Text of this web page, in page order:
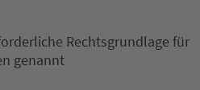
Rechtsgrundlage für
genannt